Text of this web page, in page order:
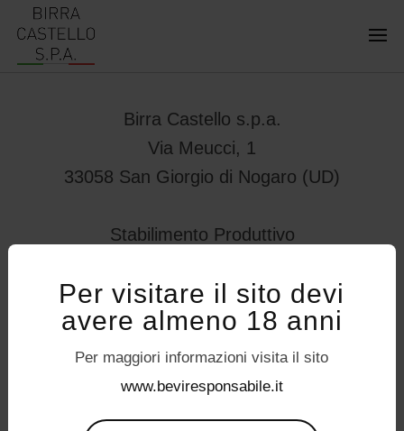
Birra Castello s.p.a.
Via Meucci, 1
33058 San Giorgio di Nogaro (UD)
Stabilimento Produttivo
32034 – Pedavena (BL)
servizioconsumatori@birracastello.it
Seguici su
P.I. 01994920302
Per visitare il sito devi
avere almeno 18 anni
Per maggiori informazioni visita il sito
www.beviresponsabile.it